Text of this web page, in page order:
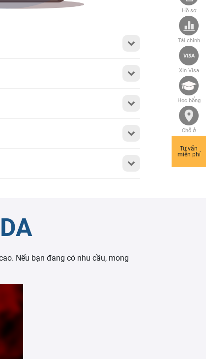
Nếu bạn đang có nhu cầu, mong
Hồ sơ
Tài chính
Xin Visa
Học bổng
Chỗ ở
Tư vấn
miễn phí